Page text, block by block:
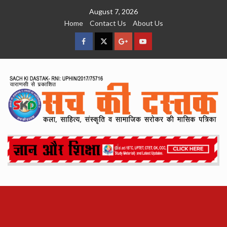
August 7, 2026
Home
Contact Us About Us
facebookTwitterGoogleYouTube